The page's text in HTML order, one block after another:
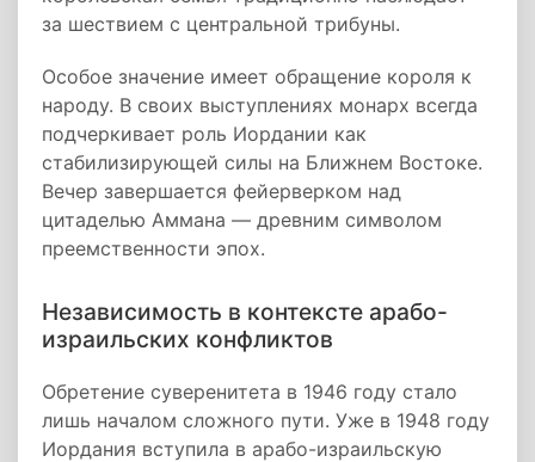
за шествием с центральной трибуны.
Особое значение имеет обращение короля к
народу. В своих выступлениях монарх всегда
подчеркивает роль Иордании как
стабилизирующей силы на Ближнем Востоке.
Вечер завершается фейерверком над
цитаделью Аммана — древним символом
преемственности эпох.
Независимость в контексте арабо-
израильских конфликтов
Обретение суверенитета в 1946 году стало
лишь началом сложного пути. Уже в 1948 году
Иордания вступила в арабо-израильскую